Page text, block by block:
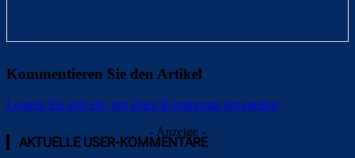
Kommentieren Sie den Artikel
Loggen Sie sich ein, um einen Kommentar abzugeben
- Anzeige -
AKTUELLE USER-KOMMENTARE